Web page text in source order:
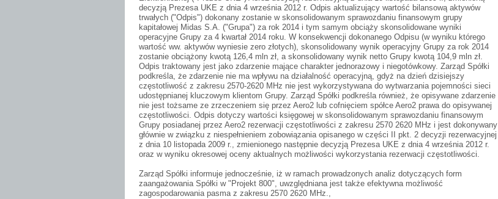
decyzją Prezesa UKE z dnia 4 września 2012 r. Odpis aktualizujący wartość bilansową aktywów
trwałych ("Odpis") dokonany zostanie w skonsolidowanym sprawozdaniu finansowym grupy
kapitałowej Midas S.A. ("Grupa") za rok 2014 i tym samym obciąży skonsolidowane wyniki
operacyjne Grupy za 4 kwartał 2014 roku. W konsekwencji dokonanego Odpisu (w wyniku którego
wartość ww. aktywów wyniesie zero złotych), skonsolidowany wynik operacyjny Grupy za rok 2014
zostanie obciążony kwotą 126,4 mln zł, a skonsolidowany wynik netto Grupy kwotą 104,9 mln zł.
Odpis traktowany jest jako zdarzenie mające charakter jednorazowy i niegotówkowy. Zarząd Spółki
podkreśla, że zdarzenie nie ma wpływu na działalność operacyjną, gdyż na dzień dzisiejszy
częstotliwość z zakresu 2570-2620 MHz nie jest wykorzystywana do wytwarzania pojemności sieci
udostępnianej kluczowym klientom Grupy. Zarząd Spółki podkreśla również, że opisywane zdarzenie
nie jest tożsame ze zrzeczeniem się przez Aero2 lub cofnięciem spółce Aero2 prawa do opisywanej
częstotliwości. Odpis dotyczy wartości księgowej w skonsolidowanym sprawozdaniu finansowym
Grupy posiadanej przez Aero2 rezerwacji częstotliwości z zakresu 2570 2620 MHz i jest dokonywany
głównie w związku z niespełnieniem zobowiązania opisanego w części II pkt. 2 decyzji rezerwacyjnej
z dnia 10 listopada 2009 r., zmienionego następnie decyzją Prezesa UKE z dnia 4 września 2012 r.
oraz w wyniku okresowej oceny aktualnych możliwości wykorzystania rezerwacji częstotliwości.
Zarząd Spółki informuje jednocześnie, iż w ramach prowadzonych analiz dotyczących form
zaangażowania Spółki w "Projekt 800", uwzględniana jest także efektywna możliwość
zagospodarowania pasma z zakresu 2570 2620 MHz.,